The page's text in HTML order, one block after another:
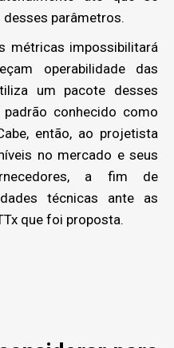
desses parâmetros.
métricas impossibilitará
operabilidade das
um pacote desses
conhecido como
então, ao projetista
no mercado e seus
a fim de
técnicas ante as
que foi proposta.